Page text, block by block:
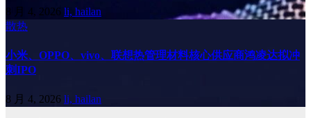
8 月 4, 2026 li, hailan
散热
小米、OPPO、vivo、联想热管理材料核心供应商鸿凌达拟冲
刺IPO
8 月 4, 2026 li, hailan